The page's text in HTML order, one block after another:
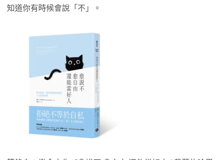
知道你有時候會說「不」。